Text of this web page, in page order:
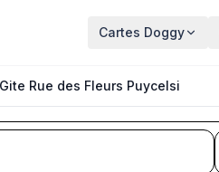
Cartes Doggy
Gite Rue des Fleurs Puycelsi